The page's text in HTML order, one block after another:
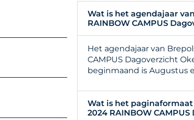
Wat is het agendajaar
RAINBOW CAMPUS
Het agendajaar van
CAMPUS Dagoverzicht
beginmaand is Augustus
Wat is het paginaformaat
2024 RAINBOW CAMPUS